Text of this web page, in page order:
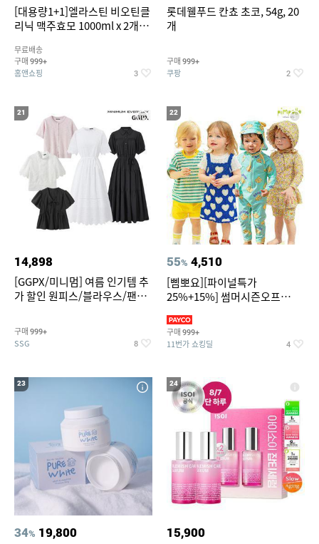
[대용량1+1]엘라스틴 비오틴클
리닉 맥주효모 1000ml x 2개
무료배송
구매 999+
홈앤쇼핑 3
롯데웰푸드 칸쵸 초코, 54g, 20
개
구매 999+
쿠팡 2
21
14,898
[GGPX/미니멈] 여름 인기템 추
가 할인 원피스/블라우스/팬츠
구매 999+
SSG 8
22
55% 4,510
[삠뽀요][파이널특가
25%+15%] 썸머시즌오프
영복/티셔츠/
구매 999+
11번가 쇼킹딜 4
23
34% 19,800
24
15,900